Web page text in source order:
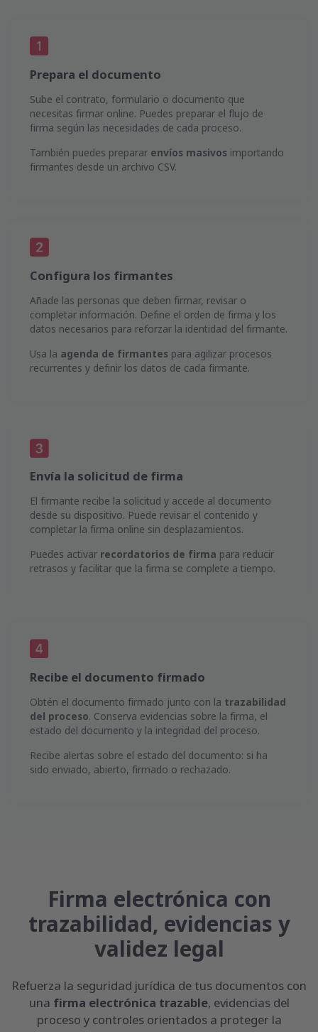
Prepara el documento
Sube el contrato, formulario o documento que
necesitas firmar online. Puedes preparar el flujo de
firma según las necesidades de cada proceso.
También puedes preparar envíos masivos importando
firmantes desde un archivo CSV.
Configura los firmantes
Añade las personas que deben firmar, revisar o
completar información. Define el orden de firma y los
datos necesarios para reforzar la identidad del firmante.
Usa la agenda de firmantes para agilizar procesos
recurrentes y definir los datos de cada firmante.
Envía la solicitud de firma
El firmante recibe la solicitud y accede al documento
desde su dispositivo. Puede revisar el contenido y
completar la firma online sin desplazamientos.
Puedes activar recordatorios de firma para reducir
retrasos y facilitar que la firma se complete a tiempo.
Recibe el documento firmado
Obtén el documento firmado junto con la trazabilidad
del proceso. Conserva evidencias sobre la firma, el
estado del documento y la integridad del proceso.
Recibe alertas sobre el estado del documento: si ha
sido enviado, abierto, firmado o rechazado.
Firma electrónica con
trazabilidad, evidencias y
validez legal
Refuerza la seguridad jurídica de tus documentos con
una firma electrónica trazable, evidencias del
proceso y controles orientados a proteger la